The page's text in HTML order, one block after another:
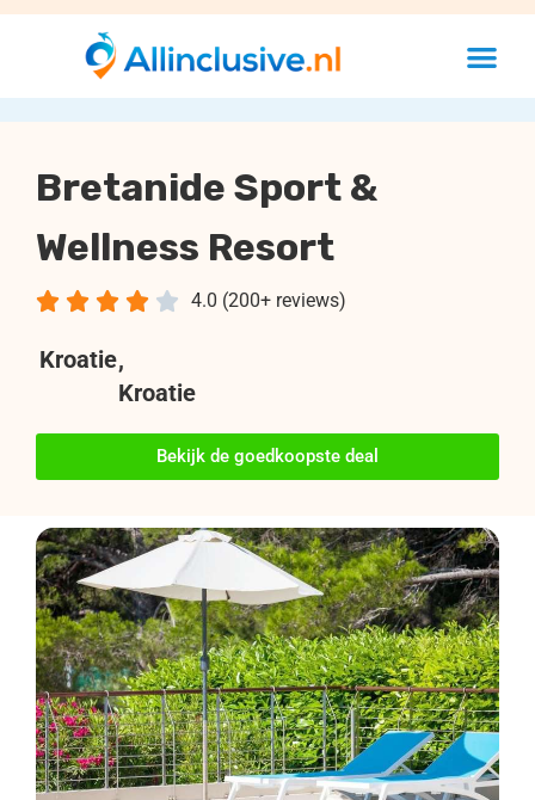
Bretanide Sport &
Wellness Resort
4.0 (200+ reviews)
    
Kroatie,
Kroatie
Bekijk de goedkoopste deal